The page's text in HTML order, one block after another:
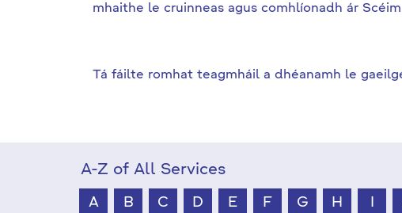
mhaithe le cruinneas agus comhlíonadh ár Scéim
Tá fáilte romhat teagmháil a dhéanamh le
A-Z of All Services
A B C D E F G H